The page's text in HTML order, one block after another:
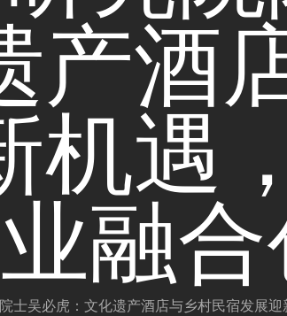
产酒
机遇
融
士吴必虎：文化遗产酒店与乡村民宿发展